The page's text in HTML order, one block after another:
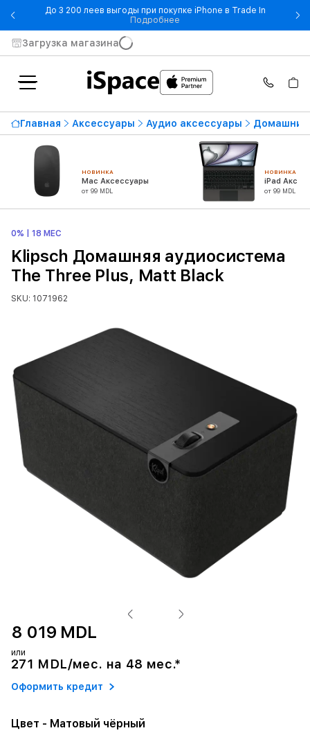
До 3 200 леев выгоды при покупке iPhone в Trade In
Подробнее - До 3 200 леев выгоды при
Загрузка магазина
Главная Аксессуары Аудио аксессуары Домашние
НОВИНКА
Mac Аксессуары
от 99 MDL
НОВИНКА
iPad
от 99 MDL
0% | 18 МЕС
Klipsch Домашняя аудиосистема
The Three Plus, Matt Black
SKU: 1071962
8 019 MDL
или
271 MDL/мес. на 48 мес.*
Оформить кредит
Цвет - Матовый чёрный